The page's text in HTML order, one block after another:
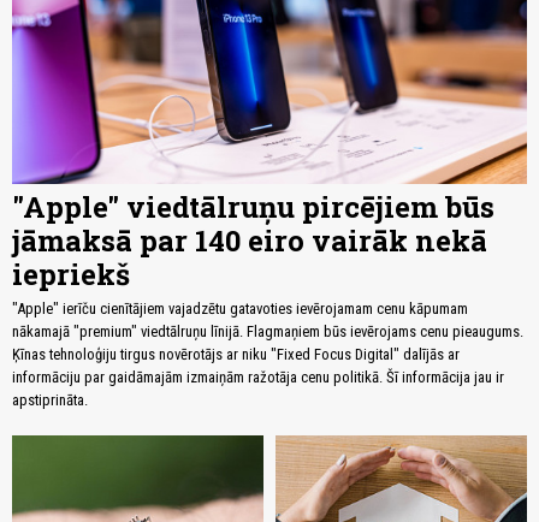
"Apple" viedtālruņu pircējiem būs
jāmaksā par 140 eiro vairāk nekā
iepriekš
"Apple" ierīču cienītājiem vajadzētu gatavoties ievērojamam cenu kāpumam
nākamajā "premium" viedtālruņu līnijā. Flagmaņiem būs ievērojams cenu pieaugums.
Ķīnas tehnoloģiju tirgus novērotājs ar niku "Fixed Focus Digital" dalījās ar
informāciju par gaidāmajām izmaiņām ražotāja cenu politikā. Šī informācija jau ir
apstiprināta.